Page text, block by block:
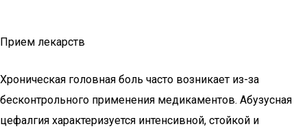
Прием лекарств
Хроническая головная боль часто возникает из-за
бесконтрольного применения медикаментов. Абузусная
цефалгия характеризуется интенсивной, стойкой и